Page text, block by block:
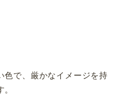
色で、厳かなイメージを持